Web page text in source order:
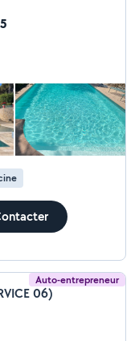
Auto-entrepreneur
06)